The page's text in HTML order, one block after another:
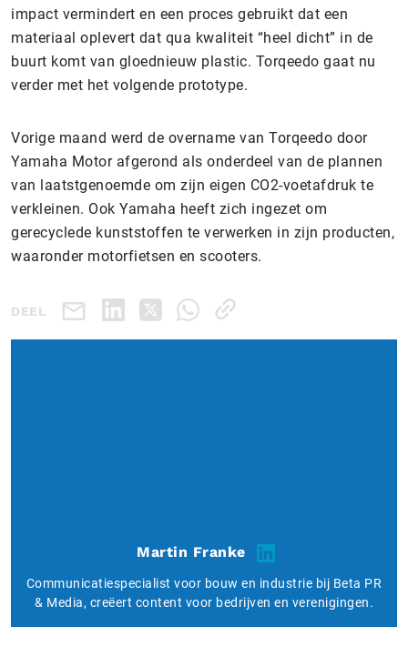
impact vermindert en een proces gebruikt dat een
materiaal oplevert dat qua kwaliteit “heel dicht” in de
buurt komt van gloednieuw plastic. Torqeedo gaat nu
verder met het volgende prototype.
Vorige maand werd de overname van Torqeedo door
Yamaha Motor afgerond als onderdeel van de plannen
van laatstgenoemde om zijn eigen CO2-voetafdruk te
verkleinen. Ook Yamaha heeft zich ingezet om
gerecyclede kunststoffen te verwerken in zijn producten,
waaronder motorfietsen en scooters.
DEEL
Martin Franke
Communicatiespecialist voor bouw en industrie bij Beta PR
& Media, creëert content voor bedrijven en verenigingen.